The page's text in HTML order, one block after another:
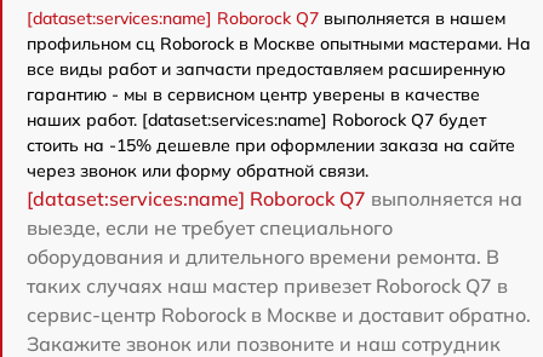
[dataset:services:name] Roborock Q7 выполняется в нашем
профильном сц Roborock в Москве опытными мастерами. На
все виды работ и запчасти предоставляем расширенную
гарантию - мы в сервисном центр уверены в качестве
наших работ. [dataset:services:name] Roborock Q7 будет
стоить на -15% дешевле при оформлении заказа на сайте
через звонок или форму обратной связи.
[dataset:services:name] Roborock Q7 выполняется на
выезде, если не требует специального
оборудования и длительного времени ремонта. В
таких случаях наш мастер привезет Roborock Q7 в
сервис-центр Roborock в Москве и доставит обратно.
Закажите звонок или позвоните и наш сотрудник